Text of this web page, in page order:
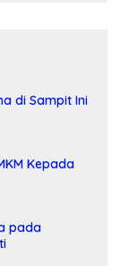
di Sampit Ini
Kepada
pada